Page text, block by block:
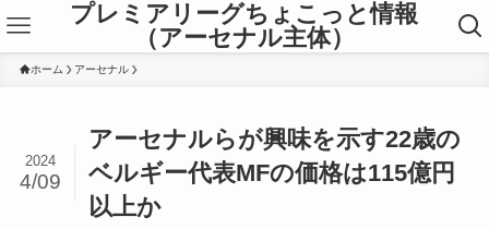
プレミアリーグちょこっと情報
（アーセナル主体）
ホーム アーセナル
アーセナルらが興味を示す22歳の
ベルギー代表MFの価格は115億円
以上か
2024
4/09